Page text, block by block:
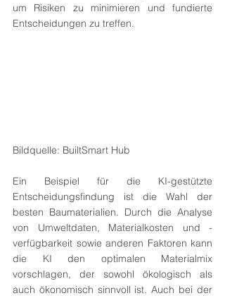
um Risiken zu minimieren und fundierte
Entscheidungen zu treffen.
Bildquelle: BuiltSmart Hub
Ein Beispiel für die KI-gestützte
Entscheidungsfindung ist die Wahl der
besten Baumaterialien. Durch die Analyse
von Umweltdaten, Materialkosten und -
verfügbarkeit sowie anderen Faktoren kann
die KI den optimalen Materialmix
vorschlagen, der sowohl ökologisch als
auch ökonomisch sinnvoll ist. Auch bei der